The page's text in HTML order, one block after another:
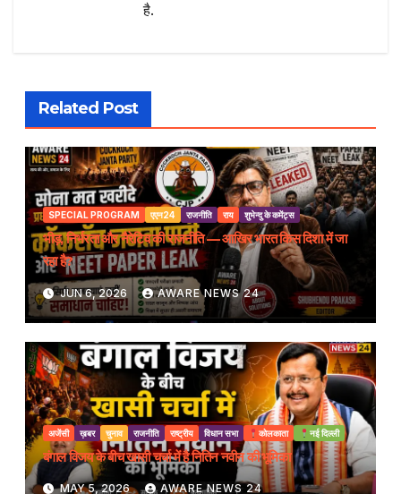
है.
Related Post
SPECIAL PROGRAM एएन24 राजनीति राय शुभेन्दु के कमेंट्स
भीड़, निर्भरता और नैरेटिव की राजनीति — आखिर भारत किस दिशा में जा
रहा है?
JUN 6, 2026 AWARE NEWS 24
अजेंसी ख़बर चुनाव राजनीति राष्ट्रीय विधान सभा कोलकाता नई दिल्ली
बंगाल विजय के बीच खासी चर्चा में है नितिन नवीन की भूमिका
MAY 5, 2026 AWARE NEWS 24